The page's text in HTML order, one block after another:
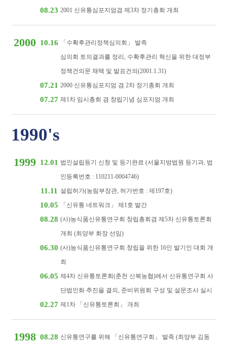
08.23 2001 신유통심포지엄겸 제3차 정기총회 개최
2000 10.16
「수확후관리정책심의회」 발족
심의회 토의결과를 정리, 수확후관리 혁신을 위한 대정부
정책건의문 채택 및 발표건의(2001.1.31)
07.21 2000 신유통심포지엄 겸 2차 정기총회 개최
07.27 제1차 임시총회 겸 창립기념 심포지엄 개최
1990's
1999 12.01 법인설립등기 신청 및 등기완료 (서울지방법원 등기과, 법
인등록번호 : 110211-0004746)
11.11 설립허가(농림부장관, 허가번호 : 제197호)
10.05 「신유통 네트워크」 제1호 발간
08.28 (사)농식품신유통연구회 창립총회겸 제5차 신유통토론회
개최 (최양부 회장 선임)
06.30 (사)농식품신유통연구회 창립을 위한 16인 발기인 대회 개
최
06.05 제4차 신유통토론회(춘천 신북농협)에서 신유통연구회 사
단법인화 추진을 결의, 준비위원회 구성 및 설문조사 실시
02.27 제1차 「신유통토론회」 개최
1998 08.28 신유통연구를 위해 「신유통연구회」 발족 (최양부 김동